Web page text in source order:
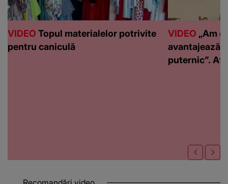
VIDEO Topul materialelor potrivite
pentru caniculă
VIDEO „Am
avantajează
puternic”.